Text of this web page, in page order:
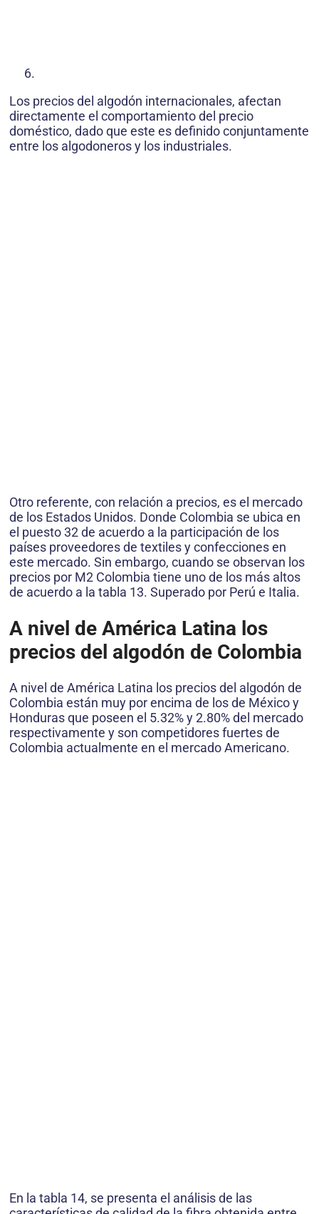
Los precios del algodón internacionales, afectan
directamente el comportamiento del precio
doméstico, dado que este es definido conjuntamente
entre los algodoneros y los industriales.
Otro referente, con relación a precios, es el mercado
de los Estados Unidos. Donde Colombia se ubica en
el puesto 32 de acuerdo a la participación de los
países proveedores de textiles y confecciones en
este mercado. Sin embargo, cuando se observan los
precios por M2 Colombia tiene uno de los más altos
de acuerdo a la tabla 13. Superado por Perú e Italia.
A nivel de América Latina los
precios del algodón de Colombia
A nivel de América Latina los precios del algodón de
Colombia están muy por encima de los de México y
Honduras que poseen el 5.32% y 2.80% del mercado
respectivamente y son competidores fuertes de
Colombia actualmente en el mercado Americano.
En la tabla 14, se presenta el análisis de las